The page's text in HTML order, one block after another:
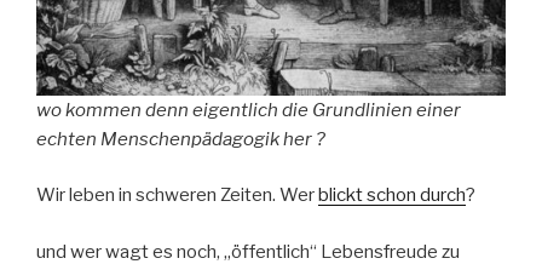
wo kommen denn eigentlich die Grundlinien einer
echten Menschenpädagogik her ?
Wir leben in schweren Zeiten. Werblickt schon durch?
und wer wagt es noch, „öffentlich“ Lebensfreude zu